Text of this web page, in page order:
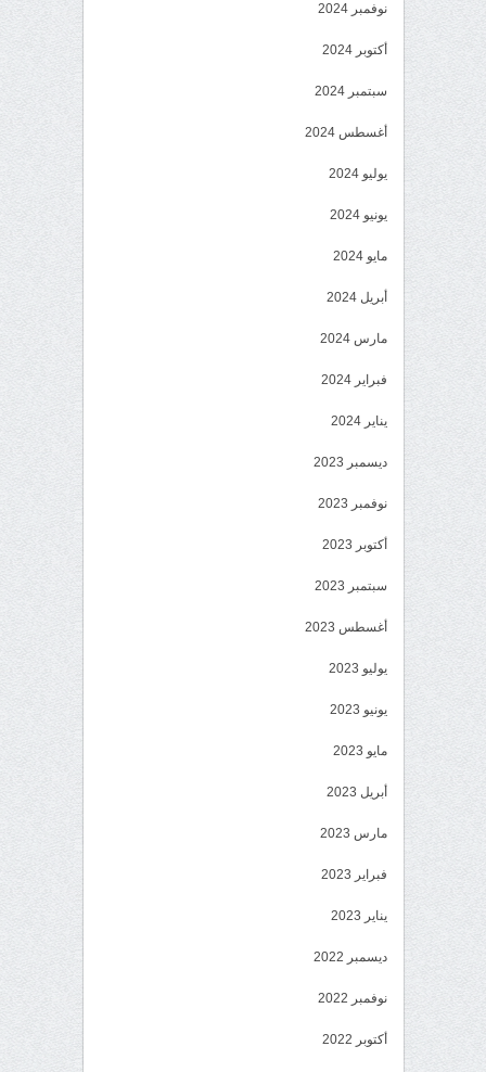
نوفمبر 2024
أكتوبر 2024
سبتمبر 2024
أغسطس 2024
يوليو 2024
يونيو 2024
مايو 2024
أبريل 2024
مارس 2024
فبراير 2024
يناير 2024
ديسمبر 2023
نوفمبر 2023
أكتوبر 2023
سبتمبر 2023
أغسطس 2023
يوليو 2023
يونيو 2023
مايو 2023
أبريل 2023
مارس 2023
فبراير 2023
يناير 2023
ديسمبر 2022
نوفمبر 2022
أكتوبر 2022